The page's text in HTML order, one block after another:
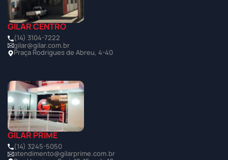
GILAR CENTRO
(14) 3104-7222
gilar@gilar.com.br
Praça Rodrigues de Abreu, 4-40
GILAR PRIME
(14) 3245-5050
atendimento@gilarprime.com.br